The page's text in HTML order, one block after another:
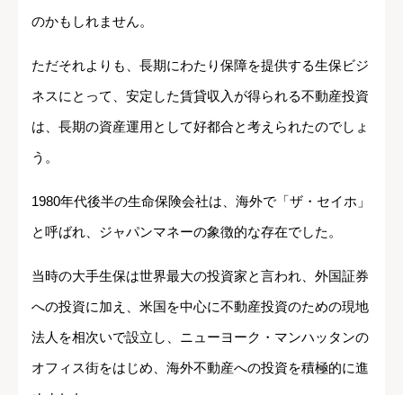
のかもしれません。
ただそれよりも、長期にわたり保障を提供する生保ビジ
ネスにとって、安定した賃貸収入が得られる不動産投資
は、長期の資産運用として好都合と考えられたのでしょ
う。
1980年代後半の生命保険会社は、海外で「ザ・セイホ」
と呼ばれ、ジャパンマネーの象徴的な存在でした。
当時の大手生保は世界最大の投資家と言われ、外国証券
への投資に加え、米国を中心に不動産投資のための現地
法人を相次いで設立し、ニューヨーク・マンハッタンの
オフィス街をはじめ、海外不動産への投資を積極的に進